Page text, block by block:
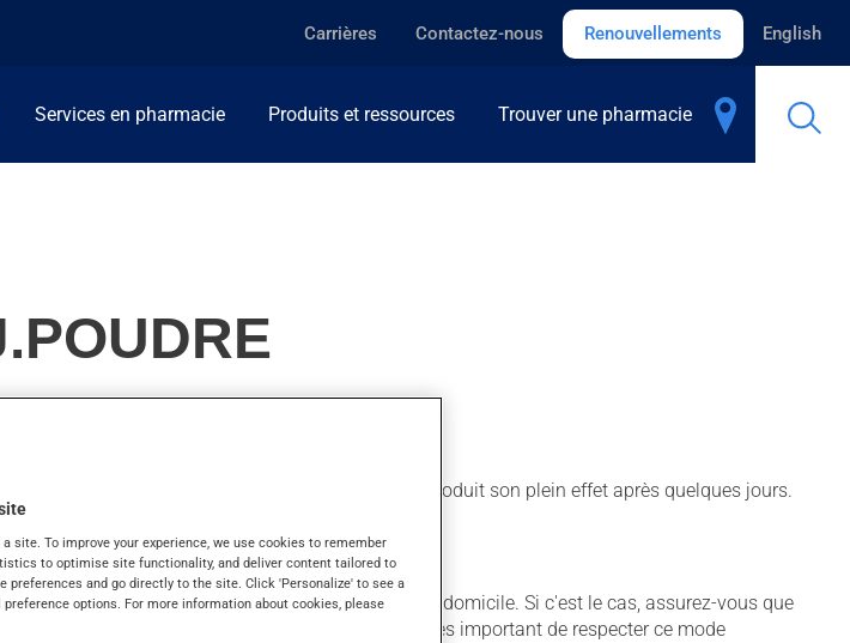
Carrières Contactez-nous Renouvellements English
Services en pharmacie Produits et ressources Trouver une pharmacie
on l'utilise pour combattre les infections. Il produit son plein effet après quelques jours.
ou une infirmière, mais il peut aussi être utilisé à domicile. Si c'est le cas, assurez-vous que
à une administration adéquate. Il est très important de respecter ce mode
site. To improve your experience, we use cookies to remember
to optimise site functionality, and deliver content tailored to
preferences and go directly to the site. Click 'Personalize' to see a
options. For more information about cookies, please